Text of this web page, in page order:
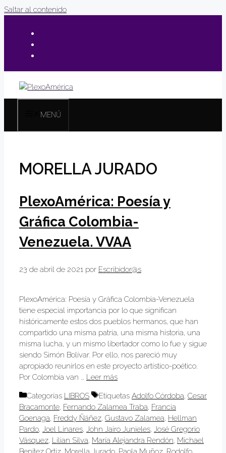
Saltar al contenido
MENÚ
MORELLA JURADO
PlexoAmérica: Poesía y
Gráfica Colombia-
Venezuela. VVAA
23 de abril de 2021 por Escribidor@s
PlexoAmérica: Poesía y Gráfica Colombia-Venezuela
tiene especial importancia por lo que significan
históricamente estos dos pueblos hermanos, que han
compartido una misma patria, una misma historia, una
misma lucha, y un mismo libertador como lo fue y sigue
siendo Simón Bolívar. Por ello, nos pareció muy
apropiado reunirlos en este proyecto artístico-poético.
Por Colombia van … Leer más
Categorías LIBROS Etiquetas Adolfo Córdoba, Cesar
Bracamonte, Fernando Zalamea Traba, Francia
Goenaga, Freddy Ñáñez, Gustavo Zalamea, Hellman
Pardo, Joel Linares, John Jairo Junieles, José Gregorio
Vásquez, Lilian Silva, María Alejandra Rendón, Michael